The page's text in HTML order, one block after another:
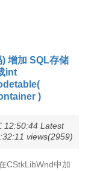
增加 SQL存储
int
)
12:50:44 Latest
views(2959)
CStkLibWnd中加